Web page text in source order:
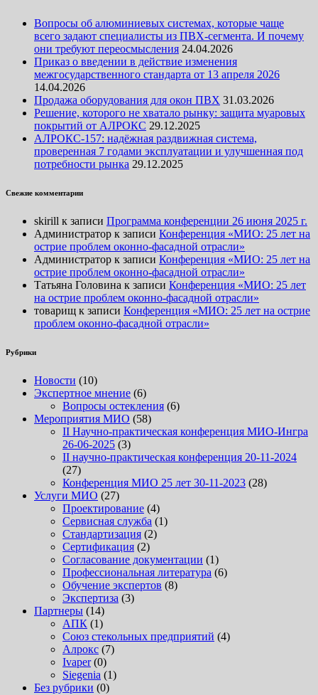
Вопросы об алюминиевых системах, которые чаще
всего задают специалисты из ПВХ-сегмента. И почему
они требуют переосмысления 24.04.2026
Приказ о введении в действие изменения
межгосударственного стандарта от 13 апреля 2026
14.04.2026
Продажа оборудования для окон ПВХ 31.03.2026
Решение, которого не хватало рынку: защита муаровых
покрытий от АЛРОКС 29.12.2025
АЛРОКС-157: надёжная раздвижная система,
проверенная 7 годами эксплуатации и улучшенная под
потребности рынка 29.12.2025
Свежие комментарии
skirill к записи Программа конференции 26 июня 2025 г.
Администратор к записи Конференция «МИО: 25 лет на
острие проблем оконно-фасадной отрасли»
Администратор к записи Конференция «МИО: 25 лет на
острие проблем оконно-фасадной отрасли»
Татьяна Головина к записи Конференция «МИО: 25 лет
на острие проблем оконно-фасадной отрасли»
товарищ к записи Конференция «МИО: 25 лет на острие
проблем оконно-фасадной отрасли»
Рубрики
Новости (10)
Экспертное мнение (6)
Вопросы остекления (6)
Мероприятия МИО (58)
II Научно-практическая конференция МИО-Ингра
26-06-2025 (3)
II научно-практическая конференция 20-11-2024
(27)
Конференция МИО 25 лет 30-11-2023 (28)
Услуги МИО (27)
Проектирование (4)
Сервисная служба (1)
Стандартизация (2)
Сертификация (2)
Согласование документации (1)
Профессиональная литература (6)
Обучение экспертов (8)
Экспертиза (3)
Партнеры (14)
АПК (1)
Союз стекольных предприятий (4)
Алрокс (7)
Ivaper(0)
Siegenia (1)
Без рубрики (0)